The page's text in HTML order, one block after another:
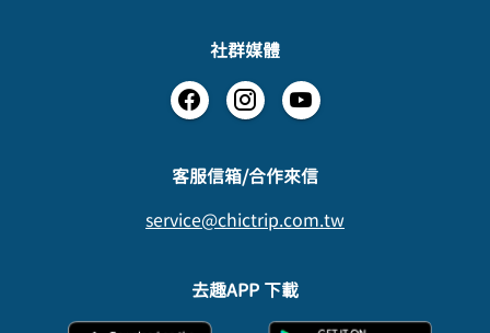
社群媒體
​客服信箱/合作來信
service@chictrip.com.tw
去趣APP 下載